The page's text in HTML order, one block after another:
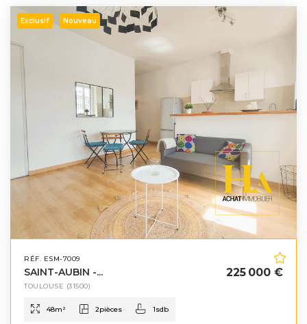
Exclusif Nouveau
RÉF. ESM-7009
SAINT-AUBIN -...
TOULOUSE (31500)
225 000 €
48m² 2pièces 1sdb